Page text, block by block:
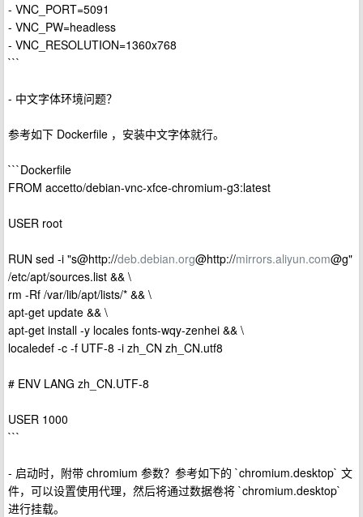
- VNC_PORT=5091
- VNC_PW=headless
- VNC_RESOLUTION=1360x768
```
- 中文字体环境问题？
参考如下 Dockerfile ，安装中文字体就行。
```Dockerfile
FROM accetto/debian-vnc-xfce-chromium-g3:latest
USER root
RUN sed -i "s@http://deb.debian.org@http://mirrors.aliyun.com@g"
/etc/apt/sources.list && \
rm -Rf /var/lib/apt/lists/* && \
apt-get update && \
apt-get install -y locales fonts-wqy-zenhei && \
localedef -c -f UTF-8 -i zh_CN zh_CN.utf8
# ENV LANG zh_CN.UTF-8
USER 1000
```
- 启动时，附带 chromium 参数？参考如下的 `chromium.desktop` 文
件，可以设置使用代理，然后将通过数据卷将 `chromium.desktop`
进行挂载。